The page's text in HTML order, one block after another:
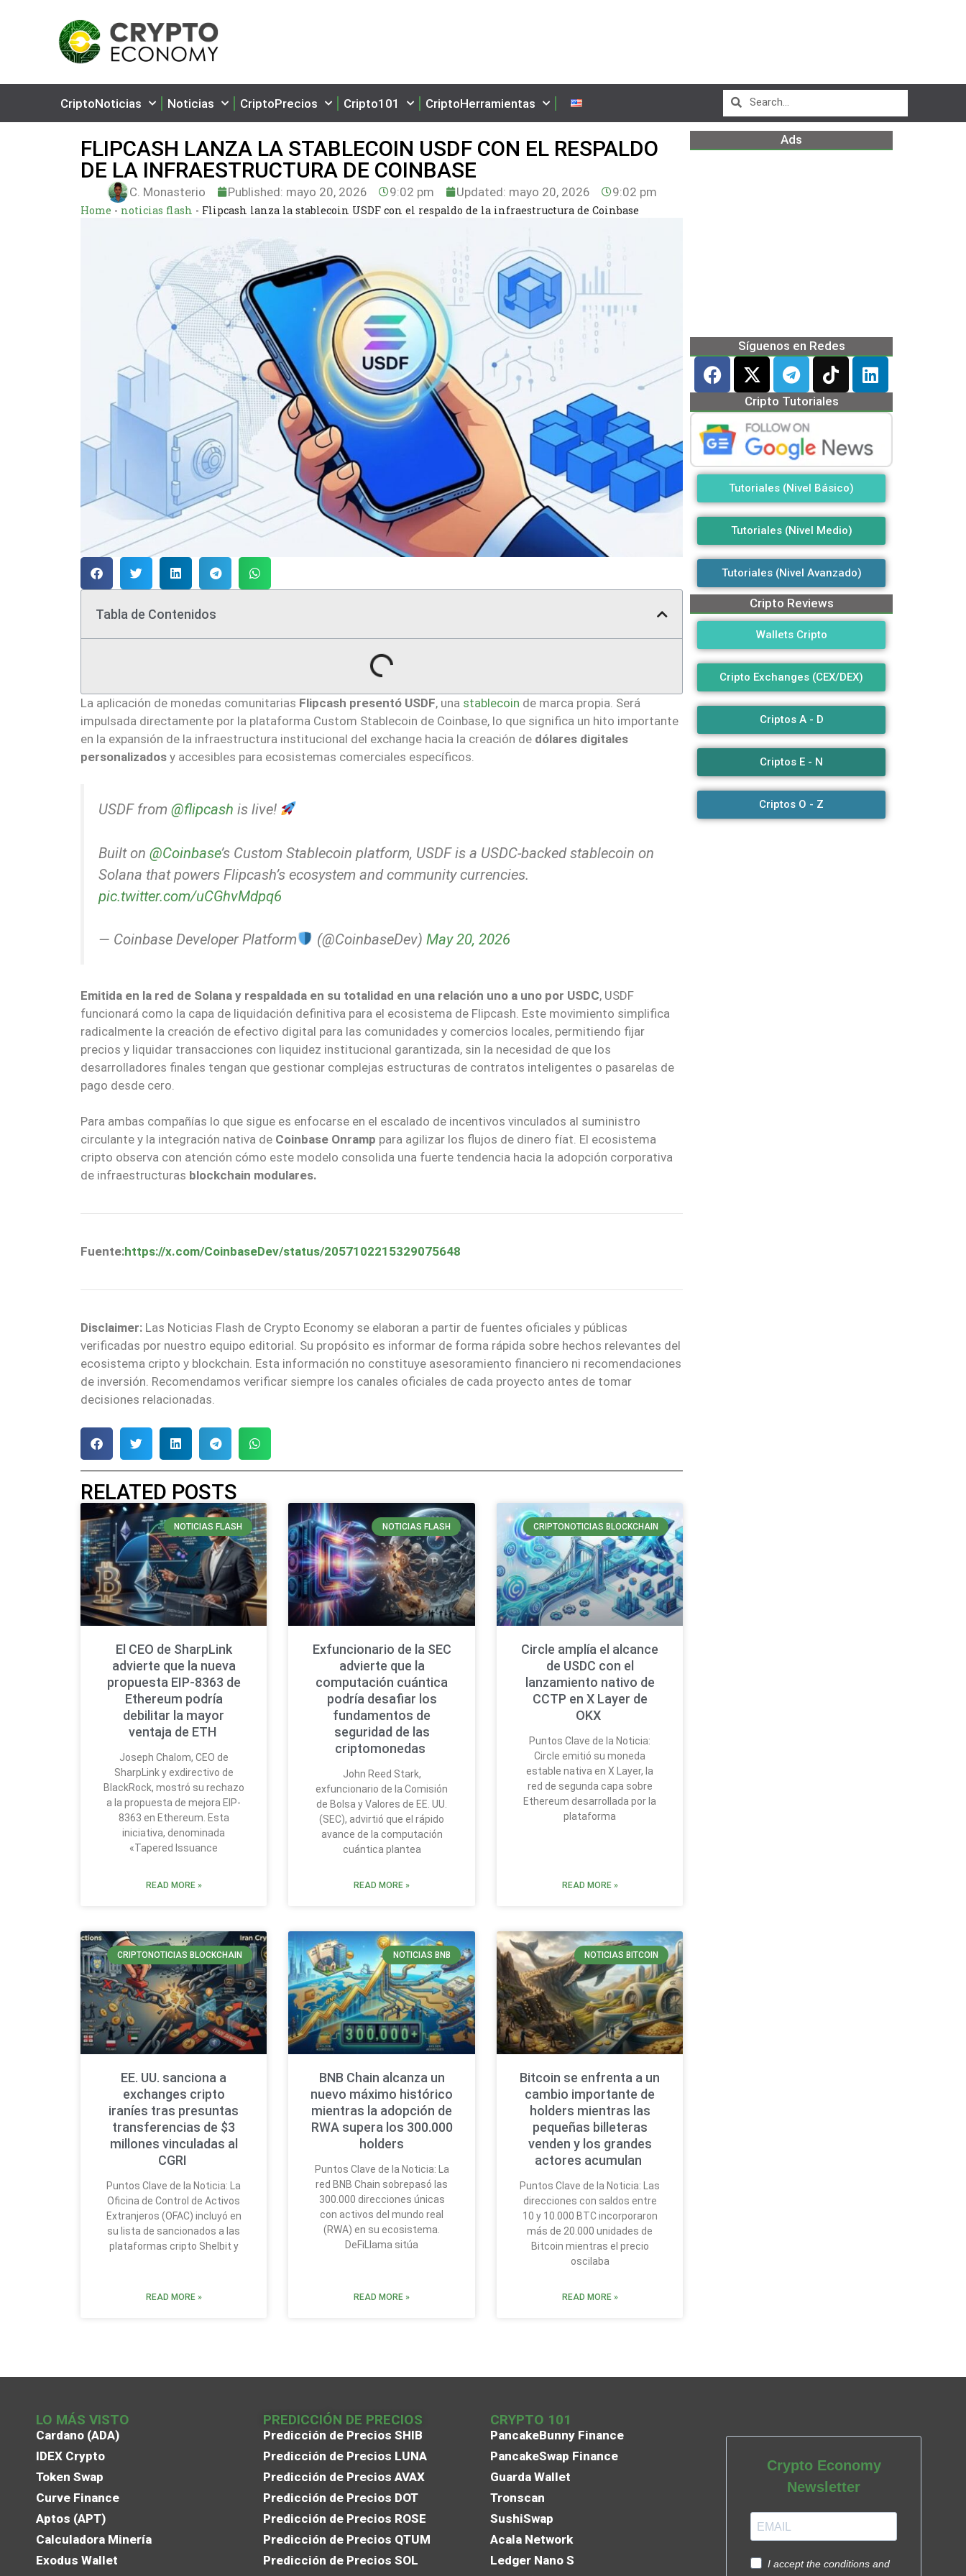
CriptoNoticias Noticias CriptoPrecios Cripto101 CriptoHerramientas
FLIPCASH LANZA LA STABLECOIN USDF CON EL RESPALDO
DE LA INFRAESTRUCTURA DE COINBASE
C. Monasterio Published: mayo 20, 2026 9:02 pm Updated: mayo 20, 2026 9:02 pm
Home - noticias flash - Flipcash lanza la stablecoin USDF con el respaldo de la infraestructura de Coinbase
Tabla de Contenidos
La aplicación de monedas comunitarias Flipcash presentó USDF, una stablecoin de marca propia. Será
impulsada directamente por la plataforma Custom Stablecoin de Coinbase, lo que significa un hito importante
en la expansión de la infraestructura institucional del exchange hacia la creación de dólares digitales
personalizados y accesibles para ecosistemas comerciales específicos.
USDF from @flipcash is live!
Built on @Coinbase’s Custom Stablecoin platform, USDF is a USDC-backed stablecoin on
Solana that powers Flipcash’s ecosystem and community currencies.
pic.twitter.com/uCGhvMdpq6
— Coinbase Developer Platform (@CoinbaseDev)May 20, 2026
Emitida en la red de Solana y respaldada en su totalidad en una relación uno a uno por USDC, USDF
funcionará como la capa de liquidación definitiva para el ecosistema de Flipcash. Este movimiento simplifica
radicalmente la creación de efectivo digital para las comunidades y comercios locales, permitiendo fijar
precios y liquidar transacciones con liquidez institucional garantizada, sin la necesidad de que los
desarrolladores finales tengan que gestionar complejas estructuras de contratos inteligentes o pasarelas de
pago desde cero.
Para ambas compañías lo que sigue es enfocarse en el escalado de incentivos vinculados al suministro
circulante y la integración nativa de Coinbase Onramp para agilizar los flujos de dinero fíat. El ecosistema
cripto observa con atención cómo este modelo consolida una fuerte tendencia hacia la adopción corporativa
de infraestructuras blockchain modulares.
Fuente:https://x.com/CoinbaseDev/status/2057102215329075648
Disclaimer: Las Noticias Flash de Crypto Economy se elaboran a partir de fuentes oficiales y públicas
verificadas por nuestro equipo editorial. Su propósito es informar de forma rápida sobre hechos relevantes del
ecosistema cripto y blockchain. Esta información no constituye asesoramiento financiero ni recomendaciones
de inversión. Recomendamos verificar siempre los canales oficiales de cada proyecto antes de tomar
decisiones relacionadas.
RELATED POSTS
NOTICIAS FLASH
El CEO de SharpLink
advierte que la nueva
propuesta EIP-8363 de
Ethereum podría
debilitar la mayor
ventaja de ETH
Joseph Chalom, CEO de
SharpLink y exdirectivo de
BlackRock, mostró su rechazo
a la propuesta de mejora EIP-
8363 en Ethereum. Esta
iniciativa, denominada
«Tapered Issuance
READ MORE »
NOTICIAS FLASH
Exfuncionario de la SEC
advierte que la
computación cuántica
podría desafiar los
fundamentos de
seguridad de las
criptomonedas
John Reed Stark,
exfuncionario de la Comisión
de Bolsa y Valores de EE. UU.
(SEC), advirtió que el rápido
avance de la computación
cuántica plantea
READ MORE »
CRIPTONOTICIAS BLOCKCHAIN
Circle amplía el alcance
de USDC con el
lanzamiento nativo de
CCTP en X Layer de
OKX
Puntos Clave de la Noticia:
Circle emitió su moneda
estable nativa en X Layer, la
red de segunda capa sobre
Ethereum desarrollada por la
plataforma
READ MORE »
CRIPTONOTICIAS BLOCKCHAIN
EE. UU. sanciona a
exchanges cripto
iraníes tras presuntas
transferencias de $3
millones vinculadas al
CGRI
Puntos Clave de la Noticia: La
Oficina de Control de Activos
Extranjeros (OFAC) incluyó en
su lista de sancionados a las
plataformas cripto Shelbit y
READ MORE »
NOTICIAS BNB
BNB Chain alcanza un
nuevo máximo histórico
mientras la adopción de
RWA supera los 300.000
holders
Puntos Clave de la Noticia: La
red BNB Chain sobrepasó las
300.000 direcciones únicas
con activos del mundo real
(RWA) en su ecosistema.
DeFiLlama sitúa
READ MORE »
NOTICIAS BITCOIN
Bitcoin se enfrenta a un
cambio importante de
holders mientras las
pequeñas billeteras
venden y los grandes
actores acumulan
Puntos Clave de la Noticia: Las
direcciones con saldos entre
10 y 10.000 BTC incorporaron
más de 20.000 unidades de
Bitcoin mientras el precio
oscilaba
READ MORE »
Ads
Síguenos en Redes
Cripto Tutoriales
Tutoriales (Nivel Básico)
Tutoriales (Nivel Medio)
Tutoriales (Nivel Avanzado)
Cripto Reviews
Wallets Cripto
Cripto Exchanges (CEX/DEX)
Criptos A - D
Criptos E - N
Criptos O - Z
LO MÁS VISTO
Cardano (ADA)
IDEX Crypto
Token Swap
Curve Finance
Aptos (APT)
Calculadora Minería
Exodus Wallet
PREDICCIÓN DE PRECIOS
Predicción de Precios SHIB
Predicción de Precios LUNA
Predicción de Precios AVAX
Predicción de Precios DOT
Predicción de Precios ROSE
Predicción de Precios QTUM
Predicción de Precios SOL
CRYPTO 101
PancakeBunny Finance
PancakeSwap Finance
Guarda Wallet
Tronscan
SushiSwap
Acala Network
Ledger Nano S
Crypto Economy
Newsletter
I accept the conditions and